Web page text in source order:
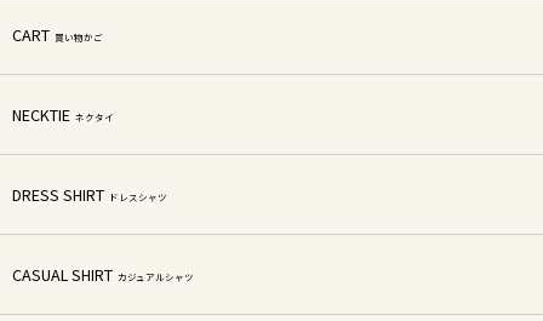
CART 買い物かご
NECKTIE ネクタイ
DRESS SHIRT ドレスシャツ
CASUAL SHIRT カジュアルシャツ